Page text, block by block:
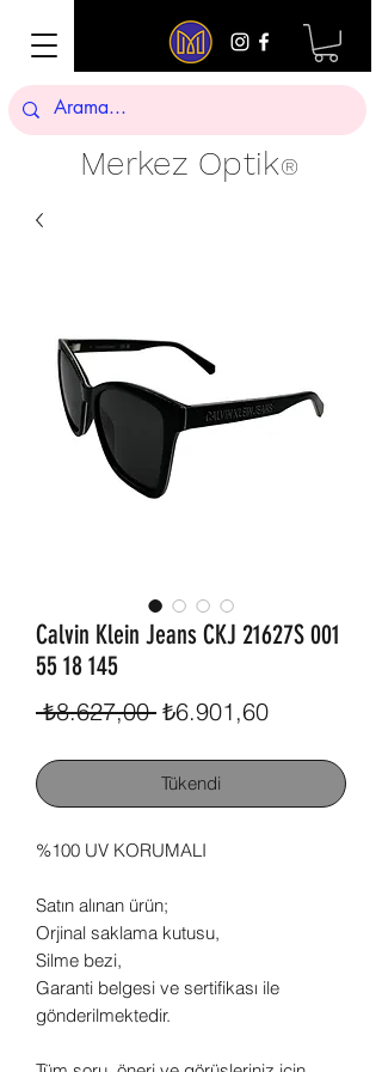
Merkez Optik®
Calvin Klein Jeans CKJ 21627S 001
55 18 145
₺8.627,00 Normal
₺6.901,60İndirimli
Tükendi
%100 UV KORUMALI
Satın alınan ürün;
Orjinal saklama kutusu,
Silme bezi,
Garanti belgesi ve sertifikası ile
gönderilmektedir.